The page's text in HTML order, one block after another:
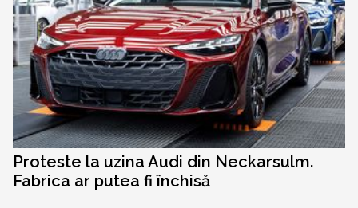
Proteste la uzina Audi din Neckarsulm.
Fabrica ar putea fi închisă